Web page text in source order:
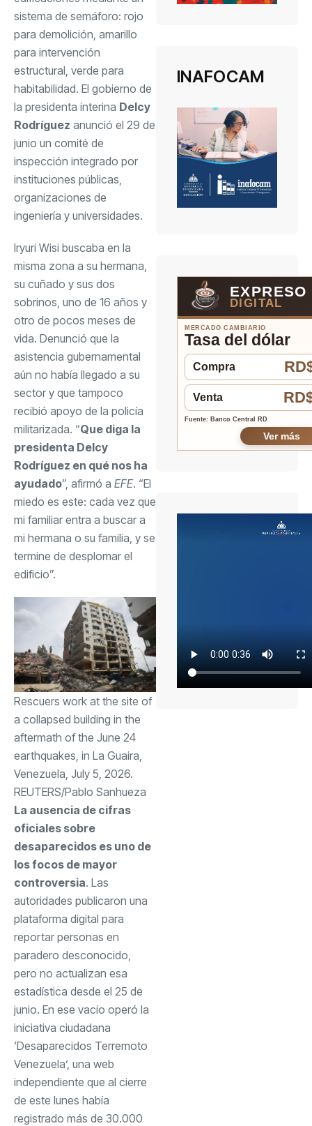
sistema de semáforo: rojo
para demolición, amarillo
para intervención
estructural, verde para
habitabilidad. El gobierno de
la presidenta interina Delcy
Rodríguez anunció el 29 de
junio un comité de
inspección integrado por
instituciones públicas,
organizaciones de
ingeniería y universidades.
Iryuri Wisi buscaba en la
misma zona a su hermana,
su cuñado y sus dos
sobrinos, uno de 16 años y
otro de pocos meses de
vida. Denunció que la
asistencia gubernamental
aún no había llegado a su
sector y que tampoco
recibió apoyo de la policía
militarizada. “Que diga la
presidenta Delcy
Rodríguez en qué nos ha
ayudado”, afirmó a EFE. “El
miedo es este: cada vez que
mi familiar entra a buscar a
mi hermana o su familia, y se
termine de desplomar el
edificio”.
Rescuers work at the site of
a collapsed building in the
aftermath of the June 24
earthquakes, in La Guaira,
Venezuela, July 5, 2026.
REUTERS/Pablo Sanhueza
La ausencia de cifras
oficiales sobre
desaparecidos es uno de
los focos de mayor
controversia. Las
autoridades publicaron una
plataforma digital para
reportar personas en
paradero desconocido,
pero no actualizan esa
estadística desde el 25 de
junio. En ese vacío operó la
iniciativa ciudadana
‘Desaparecidos Terremoto
Venezuela’, una web
independiente que al cierre
de este lunes había
registrado más de 30.000
INAFOCAM
EXPRESO
DIGITAL
MERCADO CAMBIARIO
Tasa del dólar
Compra
Venta
Fuente: Banco Central RD
Ver más